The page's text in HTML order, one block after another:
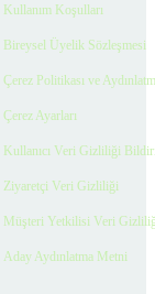
Kullanım Koşulları
Bireysel Üyelik Sözleşmesi
Çerez Politikası ve
Çerez Ayarları
Kullanıcı Veri Gizliliği
Ziyaretçi Veri Gizliliği
Müşteri Yetkilisi Veri
Aday Aydınlatma Metni